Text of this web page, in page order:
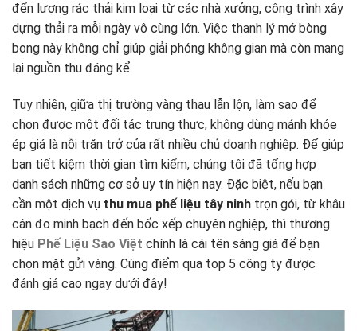
đến lượng rác thải kim loại từ các nhà xưởng, công trình xây
dựng thải ra mỗi ngày vô cùng lớn. Việc thanh lý mớ bòng
bong này không chỉ giúp giải phóng không gian mà còn mang
lại nguồn thu đáng kể.
Tuy nhiên, giữa thị trường vàng thau lẫn lộn, làm sao để
chọn được một đối tác trung thực, không dùng mánh khóe
ép giá là nỗi trăn trở của rất nhiều chủ doanh nghiệp. Để giúp
bạn tiết kiệm thời gian tìm kiếm, chúng tôi đã tổng hợp
danh sách những cơ sở uy tín hiện nay. Đặc biệt, nếu bạn
cần một dịch vụ thu mua phế liệu tây ninh trọn gói, từ khâu
cân đo minh bạch đến bốc xếp chuyên nghiệp, thì thương
hiệu Phế Liệu Sao Việt chính là cái tên sáng giá để bạn
chọn mặt gửi vàng. Cùng điểm qua top 5 công ty được
đánh giá cao ngay dưới đây!